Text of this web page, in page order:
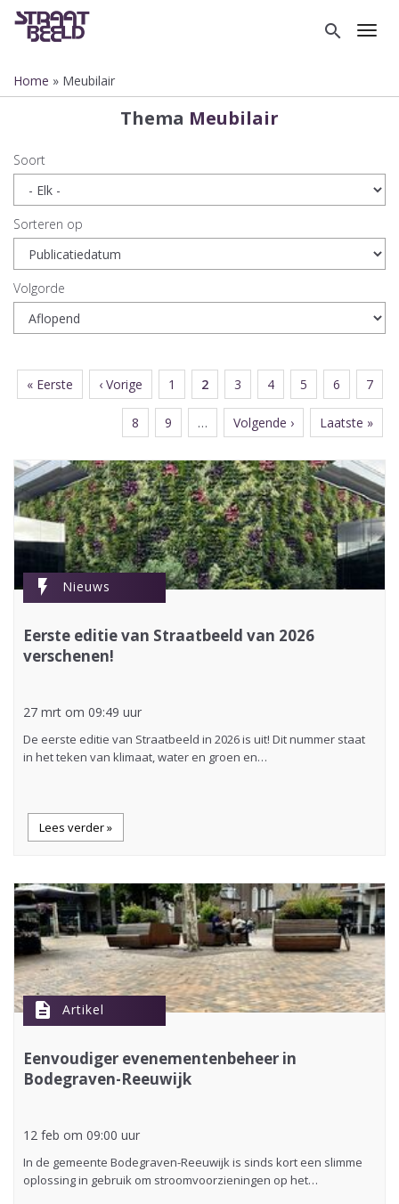
Overslaan
inhoud
gaan
search
Kruimelpad
Home Meubilair
Thema Meubilair
Soort
Sorteren op
Volgorde
Paginering
Eerste
pagina
« Eerste
Vorige
pagina
‹ Vorige Page
1
Huidige
pagina
2 Page
3 Page
4 Page
5 Page
6 Page
7
Page
8 Page
9 …
Volgende
pagina
Volgende ›
Laatste
pagina
Laatste »
flash_on Nieuws
Eerste editie van Straatbeeld van 2026
verschenen!
27 mrt om 09:49 uur
De eerste editie van Straatbeeld in 2026 is uit! Dit nummer staat
in het teken van klimaat, water en groen en…
Lees verder »
description Artikel
Eenvoudiger evenementenbeheer in
Bodegraven-Reeuwijk
12 feb om 09:00 uur
In de gemeente Bodegraven-Reeuwijk is sinds kort een slimme
oplossing in gebruik om stroomvoorzieningen op het…